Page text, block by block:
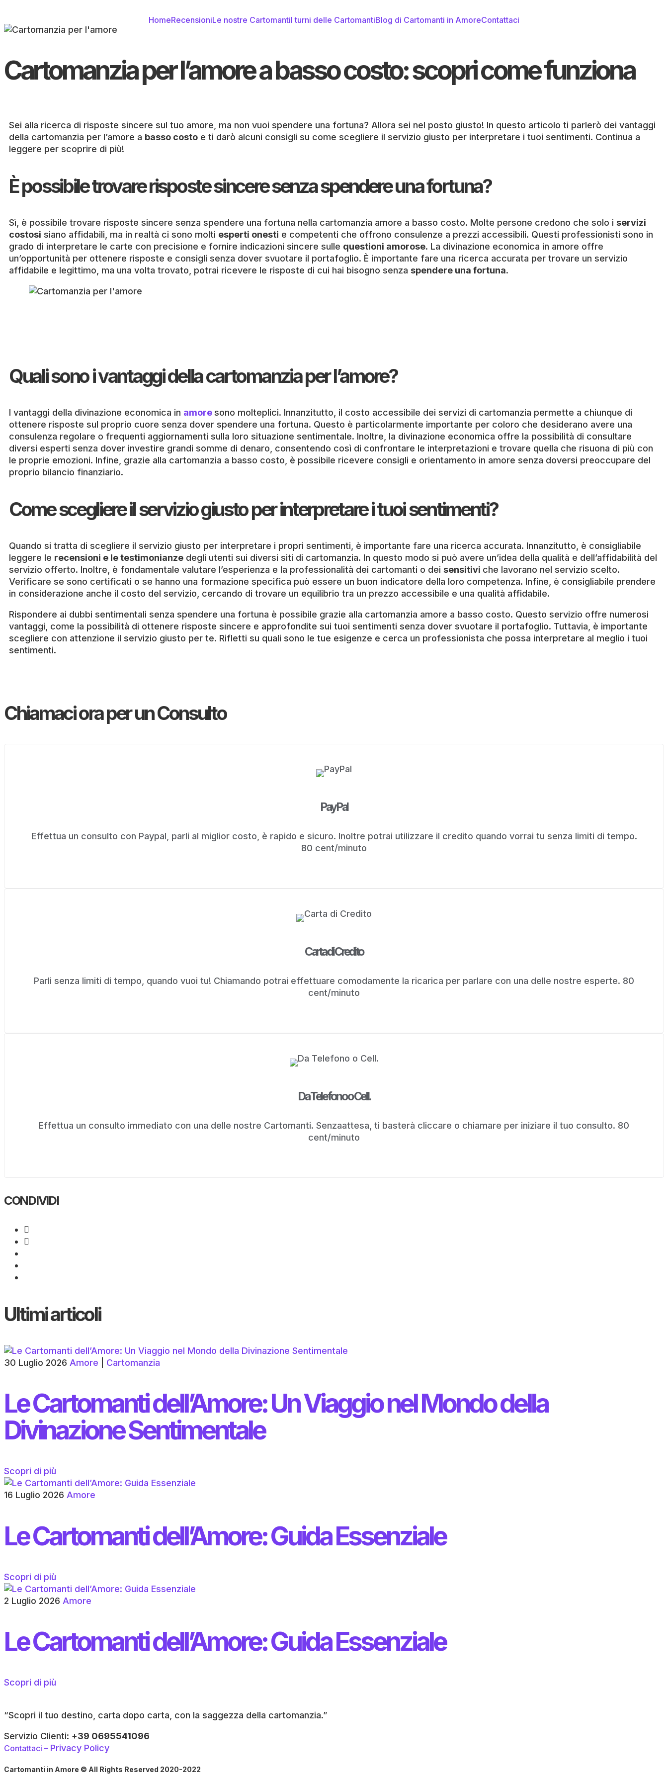
HomeRecensioniLe nostre CartomantiI turni delle CartomantiBlog di Cartomanti in AmoreContattaci
Cartomanzia per l’amore a basso costo: scopri come funziona
Sei alla ricerca di risposte sincere sul tuo amore, ma non vuoi spendere una fortuna? Allora sei nel posto giusto! In questo articolo ti parlerò dei vantaggi
della cartomanzia per l’amore a basso costo e ti darò alcuni consigli su come scegliere il servizio giusto per interpretare i tuoi sentimenti. Continua a
leggere per scoprire di più!
È possibile trovare risposte sincere senza spendere una fortuna?
Sì, è possibile trovare risposte sincere senza spendere una fortuna nella cartomanzia amore a basso costo. Molte persone credono che solo i servizi
costosi siano affidabili, ma in realtà ci sono molti esperti onesti e competenti che offrono consulenze a prezzi accessibili. Questi professionisti sono in
grado di interpretare le carte con precisione e fornire indicazioni sincere sulle questioni amorose. La divinazione economica in amore offre
un’opportunità per ottenere risposte e consigli senza dover svuotare il portafoglio. È importante fare una ricerca accurata per trovare un servizio
affidabile e legittimo, ma una volta trovato, potrai ricevere le risposte di cui hai bisogno senza spendere una fortuna.
Quali sono i vantaggi della cartomanzia per l’amore?
I vantaggi della divinazione economica in amoresono molteplici. Innanzitutto, il costo accessibile dei servizi di cartomanzia permette a chiunque di
ottenere risposte sul proprio cuore senza dover spendere una fortuna. Questo è particolarmente importante per coloro che desiderano avere una
consulenza regolare o frequenti aggiornamenti sulla loro situazione sentimentale. Inoltre, la divinazione economica offre la possibilità di consultare
diversi esperti senza dover investire grandi somme di denaro, consentendo così di confrontare le interpretazioni e trovare quella che risuona di più con
le proprie emozioni. Infine, grazie alla cartomanzia a basso costo, è possibile ricevere consigli e orientamento in amore senza doversi preoccupare del
proprio bilancio finanziario.
Come scegliere il servizio giusto per interpretare i tuoi sentimenti?
Quando si tratta di scegliere il servizio giusto per interpretare i propri sentimenti, è importante fare una ricerca accurata. Innanzitutto, è consigliabile
leggere le recensioni e le testimonianze degli utenti sui diversi siti di cartomanzia. In questo modo si può avere un’idea della qualità e dell’affidabilità del
servizio offerto. Inoltre, è fondamentale valutare l’esperienza e la professionalità dei cartomanti o dei sensitivi che lavorano nel servizio scelto.
Verificare se sono certificati o se hanno una formazione specifica può essere un buon indicatore della loro competenza. Infine, è consigliabile prendere
in considerazione anche il costo del servizio, cercando di trovare un equilibrio tra un prezzo accessibile e una qualità affidabile.
Rispondere ai dubbi sentimentali senza spendere una fortuna è possibile grazie alla cartomanzia amore a basso costo. Questo servizio offre numerosi
vantaggi, come la possibilità di ottenere risposte sincere e approfondite sui tuoi sentimenti senza dover svuotare il portafoglio. Tuttavia, è importante
scegliere con attenzione il servizio giusto per te. Rifletti su quali sono le tue esigenze e cerca un professionista che possa interpretare al meglio i tuoi
sentimenti.
Chiamaci ora per un Consulto
PayPal
Effettua un consulto con Paypal, parli al miglior costo, è rapido e sicuro. Inoltre potrai utilizzare il credito quando vorrai tu senza limiti di tempo.
80 cent/minuto
Carta di Credito
Parli senza limiti di tempo, quando vuoi tu! Chiamando potrai effettuare comodamente la ricarica per parlare con una delle nostre esperte. 80
cent/minuto
Da Telefono o Cell.
Effettua un consulto immediato con una delle nostre Cartomanti. Senzaattesa, ti basterà cliccare o chiamare per iniziare il tuo consulto. 80
cent/minuto
CONDIVIDI
Ultimi articoli
30 Luglio 2026 Amore Cartomanzia
Le Cartomanti dell’Amore: Un Viaggio nel Mondo della
Divinazione Sentimentale
Scopri di più
16 Luglio 2026 Amore
Le Cartomanti dell’Amore: Guida Essenziale
Scopri di più
2 Luglio 2026 Amore
Le Cartomanti dell’Amore: Guida Essenziale
Scopri di più
“Scopri il tuo destino, carta dopo carta, con la saggezza della cartomanzia.”
Servizio Clienti: +39 0695541096
Contattaci – Privacy Policy
Cartomanti in Amore © All Rights Reserved 2020-2022